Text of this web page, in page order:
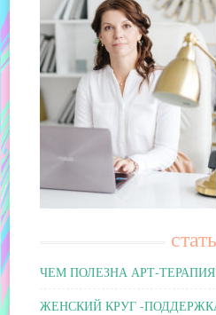
ЧЕМ ПОЛЕЗНА АРТ-
ЖЕНСКИЙ КРУГ -